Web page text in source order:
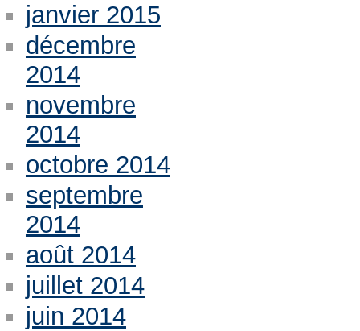
janvier 2015
décembre
2014
novembre
2014
octobre 2014
septembre
2014
août 2014
juillet 2014
juin 2014